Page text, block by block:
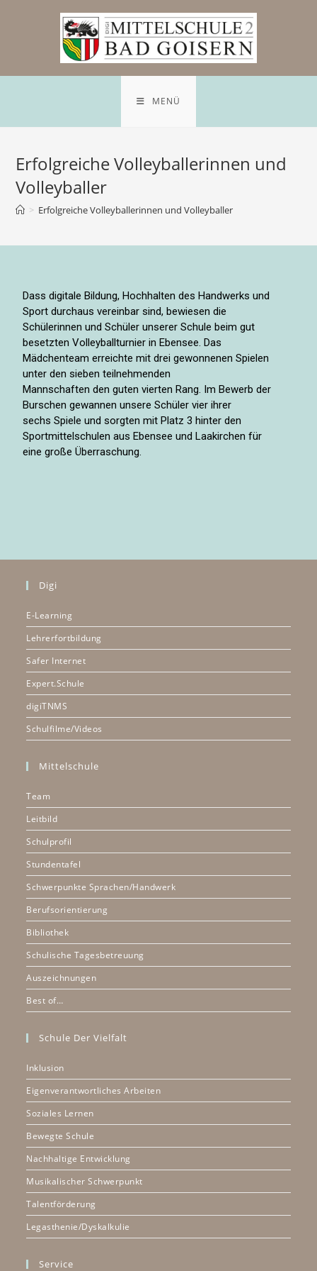
MENÜ
Erfolgreiche Volleyballerinnen und
Volleyballer
> Erfolgreiche Volleyballerinnen und Volleyballer
Dass digitale Bildung, Hochhalten des Handwerks und
Sport durchaus vereinbar sind, bewiesen die
Schülerinnen und Schüler unserer Schule beim gut
besetzten Volleyballturnier in Ebensee. Das
Mädchenteam erreichte mit drei gewonnenen Spielen
unter den sieben teilnehmenden
Mannschaften den guten vierten Rang. Im Bewerb der
Burschen gewannen unsere Schüler vier ihrer
sechs Spiele und sorgten mit Platz 3 hinter den
Sportmittelschulen aus Ebensee und Laakirchen für
eine große Überraschung.
Digi
E-Learning
Lehrerfortbildung
Safer Internet
Expert.Schule
digiTNMS
Schulfilme/Videos
Mittelschule
Team
Leitbild
Schulprofil
Stundentafel
Schwerpunkte Sprachen/Handwerk
Berufsorientierung
Bibliothek
Schulische Tagesbetreuung
Auszeichnungen
Best of…
Schule Der Vielfalt
Inklusion
Eigenverantwortliches Arbeiten
Soziales Lernen
Bewegte Schule
Nachhaltige Entwicklung
Musikalischer Schwerpunkt
Talentförderung
Legasthenie/Dyskalkulie
Service